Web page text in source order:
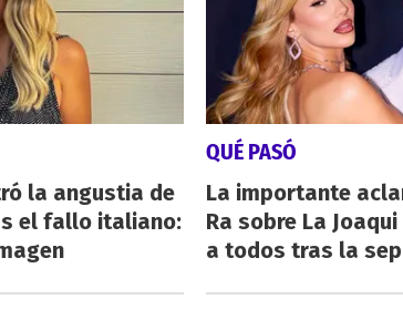
la angustia de
el fallo italiano:
QUÉ PASÓ
La importante
Ra sobre La
a todos tras la